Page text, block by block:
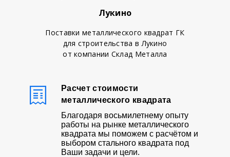
Лукино
Поставки металлического квадрат ГК
для строительства в Лукино
от компании Склад Металла
Расчет стоимости
металлического квадрата
Благодаря восьмилетнему опыту
работы на рынке металлического
квадрата мы поможем с расчётом и
выбором стального квадрата под
Ваши задачи и цели.